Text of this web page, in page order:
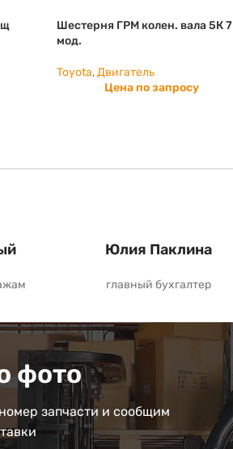
Шестерня ГРМ колен. вала 5К 7
мод.
Toyota, Двигатель
Цена по запросу
Юлия Паклина
главный бухгалтер
фото
запчасти и сообщим